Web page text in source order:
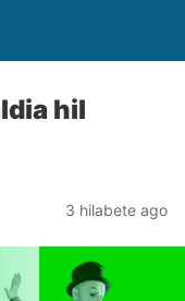
hil
3 hilabete ago